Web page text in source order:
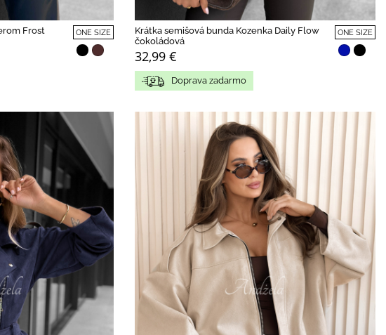
Frost
ONE SIZE
Krátka semišová bunda Kozenka Daily Flow
čokoládová
32,99 €
ONE SIZE
Doprava zadarmo